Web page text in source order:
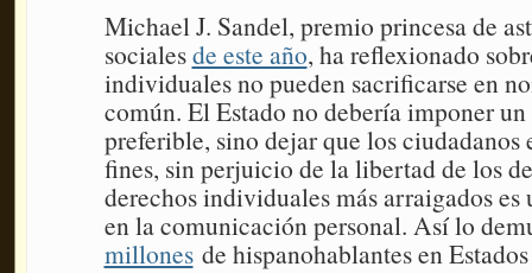
Michael J. Sandel, premio princesa de
socialesde este año, ha reflexionado
individuales no pueden sacrificarse en
común. El Estado no debería imponer
preferible, sino dejar que los ciudadanos
fines, sin perjuicio de la libertad de los
derechos individuales más arraigados es
en la comunicación personal. Así lo
millonesde hispanohablantes en